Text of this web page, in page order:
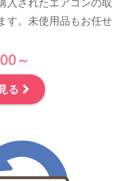
す。未使用品もお任せ
～
る